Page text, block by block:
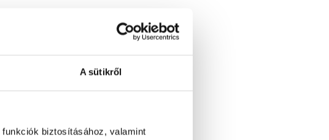
A sütikről
biztosításához, valamint